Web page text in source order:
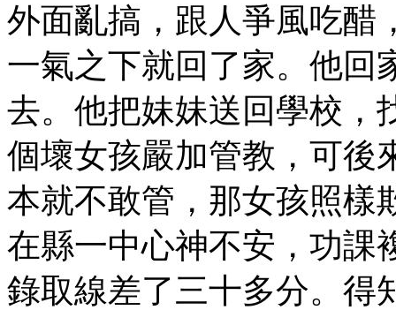
外面亂搞，跟人爭風吃醋
一氣之下就回了家。他回
去。他把妹妹送回學校，
個壞女孩嚴加管教，可後
本就不敢管，那女孩照樣
在縣一中心神不安，功課
錄取線差了三十多分。得